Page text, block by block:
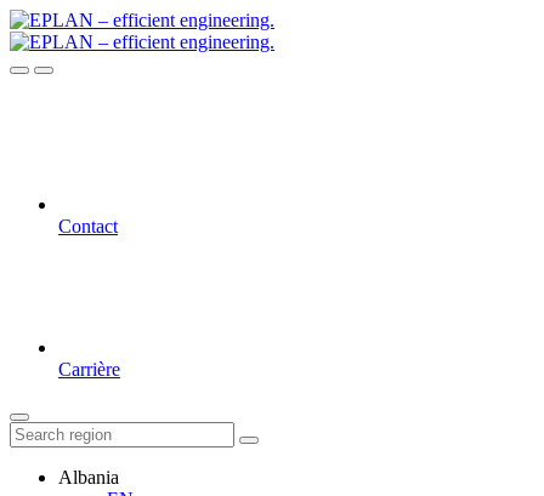
Contact
Carrière
Albania